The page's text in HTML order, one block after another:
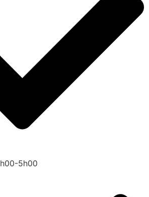
5h00